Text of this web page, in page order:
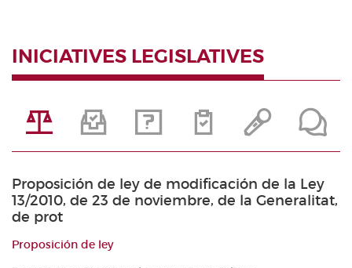
INICIATIVES LEGISLATIVES
Proposición de ley de modificación de la Ley
13/2010, de 23 de noviembre, de la Generalitat,
de prot
Proposición de ley